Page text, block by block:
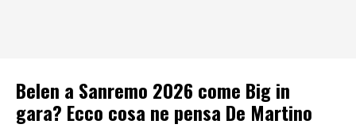
Belen a Sanremo 2026 come Big in
gara? Ecco cosa ne pensa De Martino